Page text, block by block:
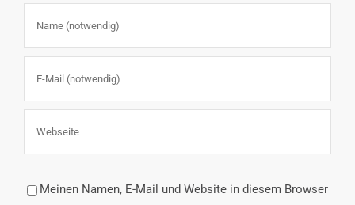
Meinen Namen, E-Mail und Website in diesem Browser